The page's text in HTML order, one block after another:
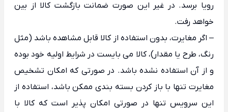
رویا برسد. در غیر این صورت ضمانت بازگشت کالا از بین
خواهد رفت.
– اگر مغایرت، بدون استفاده از کالا قابل مشاهده باشد (مثل
رنگ، طرح یا مقدار)، کالا می بایست در شرایط اولیه خود بوده
و از آن استفاده نشده باشد. در صورتی که امکان تشخیص
مغایرت تنها با باز کردن بسته بندی ممکن باشد، استفاده از
این سرویس تنها در صورتی امکان پذیر است که کالا با